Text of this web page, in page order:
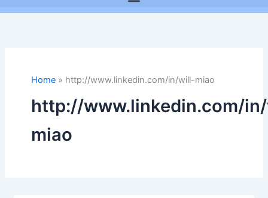
Home» http://www.linkedin.com/in/will-miao
http://www.linkedin.com/
miao